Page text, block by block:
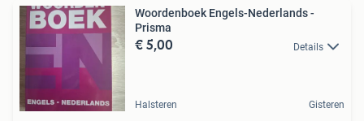
Woordenboek Engels-Nederlands -
Prisma
€ 5,00 Details
Halsteren Gisteren